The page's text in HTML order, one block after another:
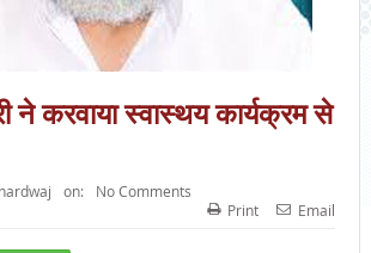
ने करवाया स्वास्थय कार्यक्रम से
on:
No Comments
Print
Email